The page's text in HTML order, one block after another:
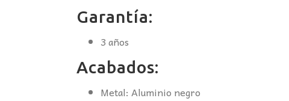
Garantía:
3 años
Acabados:
Metal: Aluminio negro